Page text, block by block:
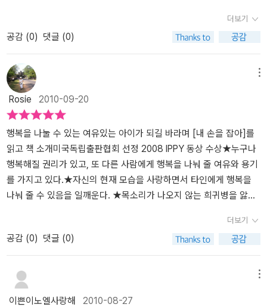
요..목소리가 나오지 않는 희귀병을 앓았던 작가 에밀리의 경험을 바
탕으로 씌어진 책인데요.언젠가 자신의 목소리를 되찾을꺼라는 에밀
리의 간절한 믿음과 소망이 담긴 책이라 읽는 저도 더욱애절한 느낌
이 들었네요.지금 힘든 삶을 살고 있는 모든 어린이들이 실망하여 포
기하지 말고..믿고 노력하며 기회가 오기를 기다렸으면 좋겠어요..누
구나 살면서 기회는 온다고 하잖아요..그 기회를 간절히 기다리는 사
람은 기회가 왔을때 놓치지 않고 잘 잡을 수 있는 법 아니겠어요?그리
고,,지금 풍요로운 어린이들은 자신이 가진 행복을 조금씩 나누어보
면 어떨까 생각해보네요..자신이 가진 소중한 것을 나누었을때느낄
수 있는 기쁨은누군가와 나눠보지 못한 사람은 절대 느낄 수 없는 행
복감일꺼란 생각이 드네요..울 지원이도 방학동안 난치병어린이돕기
모금함을 만들어 열심히 동전을 모았네요..앞으로도 그마음 고이 간
네요.지원이 책이 재밌다면서 잠잘때도 읽어달라고 조르고..혼자서도
몇번이나 읽었는지 모른답니다..이 책은 물고기 그림책의 첫번째 이
야기인데요..어서 빨리 두번째 이야기가 나와서 우리 어린이들의 마
음도 몸처럼 쑥쑥 자랄 수 있었으면 좋겠네요..
니?''이제 집 안 가득있는 장난감을 다른 아이들과 나눠 쓰자.''그럼..
우리 집을 떠나는 장난감은 내가 자기를 사랑하지 않는다고 생각할거
에요.''너만큼 아니 너보다 더 자주 놀아주고 사랑해 줄 수도 있잖
아.'그리하여 장난감 방을 가득 채우던 몇 개의 장난감들이새로운 주
인에게 더 사랑받을 수 있게 되었답니다.아들의 행동엔자신의 행복을
다른 사람과 나누는 용기가 있었습니다.장난감을 받고 좋아하는 동생
과그 모습을 보면 기뻐하는 아들나눔은 모두를 행복하게 만들었습니
다.행복은 나눌수록 커지니까요..
이기때문에) 똑같은 작은 곰인형을 사 주었어요. 색은 연두색과 노란
색인데요. 한 아이당 한마리씩 외출시 데리고 다니고 있죠. 차안에서
자신이 데리고 간 곰에게 인사도 하고 뽀뽀도 해주고 친구처럼 그렇
게 잘 데리고 다녀요. 우리 아이들은 쌍둥이라서 외로움을 많이 타는
편은 아니지만, 곰인형이라는 또다른 친구를 만날 수 있게 했죠. <내
손을 잡아>이 동화책을 읽고 나서 결정한 것이였어요. 비싸지도 않고
보석이 달리거나 한 인형이 아니지만 우리 쌍둥이에겐 둘도 없는 친
구가 되기를 바라면서 말이죠^^미국독립출판협회 - 2008년 IPPY 동
상 수상작. <내 손을 잡아> - 에밀리 림 글 / 닐 샤프 그림 (책속 물고
기 출판사)어느 자그마한 장난감 가게에 진열되어 있는 곰인형. 그 곰
인형은 실밥도 엉망이고, 눈도 짝짝이 입도 없어 말도 못했죠.주인도
손님도 그 누구도 곰인형에게 눈길주지 않았어요.’내 꼴을 좀 봐’이 못
완벽해!'하며 자신의 몸을 자랑하는 왕자 곰다른 친구들도 왕자곰을
보면서 감탄했어요.손님이 들어오자, 최고로 멋지게 보여야 한다며
으스대던 왕자 곰.정말 그 손님은 왕자 곰을 샀어요.곰은 진짜로 궁전
처럼 크고 으리으리한 집으로 가게 되었지요.’ 아무도 날 데려가지 않
아.’못난이 곰은 몹시 슬펐어요.그때 가게 안으로 뛰어 들어온 남자아
이. 가진 돈은 없었으나,주인 아저씨는 선물삼아 못난이 곰을 주게 되
더보기
공감 (0) 댓글 (0)
Rosie 2010-09-20
행복을 나눌 수 있는 여유있는 아이가 되길 바라며 [내 손을 잡아]를
읽고 책 소개미국독립출판협회 선정 2008 IPPY 동상 수상★누구나
행복해질 권리가 있고, 또 다른 사람에게 행복을 나눠 줄 여유와 용기
를 가지고 있다.★자신의 현재 모습을 사랑하면서 타인에게 행복을
나눠 줄 수 있음을 일깨운다. ★목소리가 나오지 않는 희귀병을 앓았
가 목소리를 되찾을 거란 에밀리의 간절한 믿음이 담겨 있습니다.줄
거리왕자 곰과 못난이 곰 모두가 행복한 반전 이야기못난이 곰은 자
신의 외모 때문에 스스로 아무짝에도 쓸모가 없을 거라고 생각한다.
반면 왕자 곰은 수려한 외모를 뽐내면서 자신의 장밋빛 미래를 확신
한다. 그런데 결과는 정반대. 왕자 곰은 부잣집 아이네 집으로 가게 되
었는데, 처음 며칠간만 대접을 잡고 그 이후로는 침대 아래 처박힘을
더보기
공감 (0) 댓글 (0)
이쁜이노엘사랑해 2010-08-27